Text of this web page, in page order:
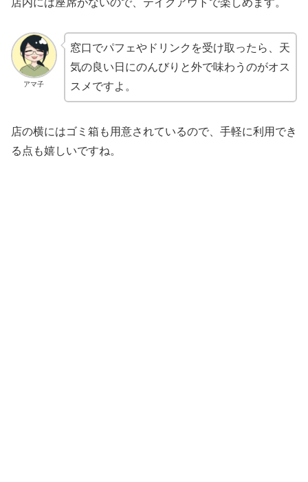
店内には座席がないので、テイクアウトで楽しめます。
アマ子
窓口でパフェやドリンクを受け取ったら、天
気の良い日にのんびりと外で味わうのがオス
スメですよ。
店の横にはゴミ箱も用意されているので、手軽に利用でき
る点も嬉しいですね。